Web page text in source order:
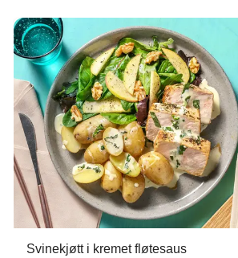
Svinekjøtt i kremet fløtesaus